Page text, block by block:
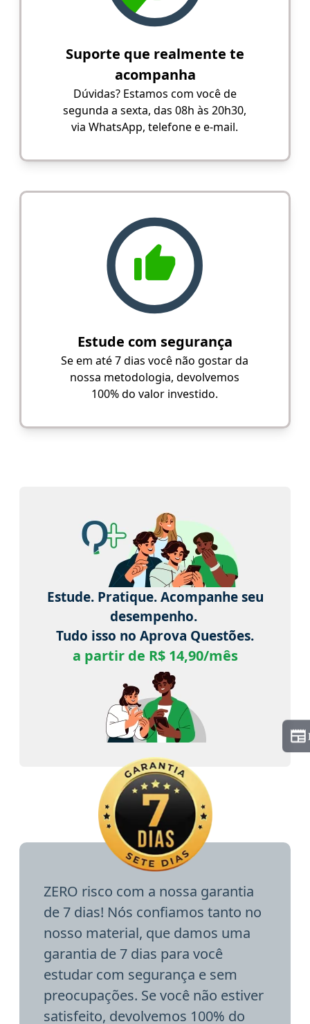
Suporte que realmente te
acompanha
Dúvidas? Estamos com você de
segunda a sexta, das 08h às 20h30,
via WhatsApp, telefone e e-mail.
Estude com segurança
Se em até 7 dias você não gostar da
nossa metodologia, devolvemos
100% do valor investido.
Estude. Pratique. Acompanhe seu
desempenho.
Tudo isso no Aprova Questões.
a partir de R$ 14,90/mês
ZERO risco com a nossa garantia
de 7 dias! Nós confiamos tanto no
nosso material, que damos uma
garantia de 7 dias para você
estudar com segurança e sem
preocupações. Se você não estiver
satisfeito, devolvemos 100% do